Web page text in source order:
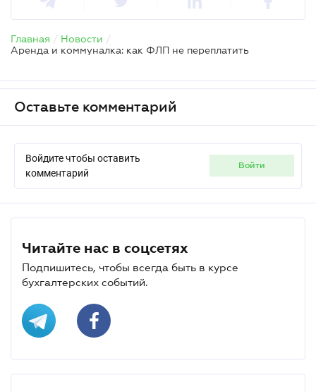
Главная / Новости /
Аренда и коммуналка: как ФЛП не переплатить
Оставьте комментарий
Войдите чтобы оставить
комментарий
войти
Читайте нас в соцсетях
Подпишитесь, чтобы всегда быть в курсе
бухгалтерских событий.